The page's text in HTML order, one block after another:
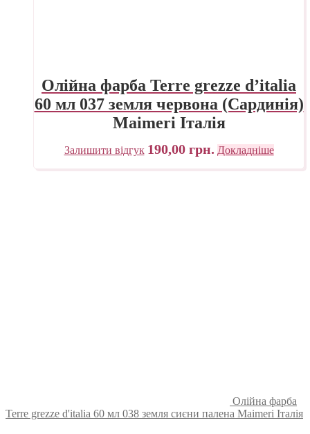
Олійна фарба Terre grezze d’italia
60 мл 037 земля червона (Сардинія)
Maimeri Італія
Залишити відгук 190,00 грн. Докладніше
Олійна фарба
Terre grezze d'italia 60 мл 038 земля сиєни палена Maimeri Італія